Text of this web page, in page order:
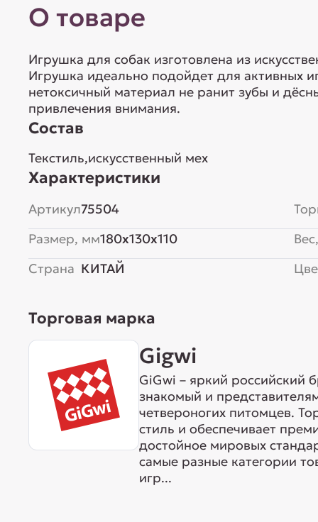
О товаре
Игрушка для собак изготовлена из
Игрушка идеально подойдет для активных
нетоксичный материал не ранит зубы и
привлечения внимания.
Состав
Текстиль,искусственный мех
Характеристики
Артикул75504
Размер, мм180x130x110
Страна КИТАЙ
Торговая марка
Gigwi
GiGwi – яркий российский
знакомый и
четвероногих питомцев.
стиль и обеспечивает
достойное мировых
самые разные категории
игр...